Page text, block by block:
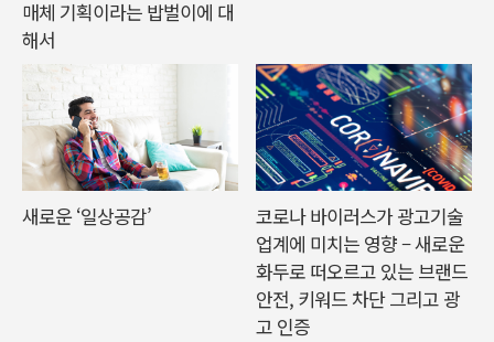
매체 기획이라는 밥벌이에 대
해서
새로운 ‘일상공감’
코로나 바이러스가 광고기술
업계에 미치는 영향 – 새로운
화두로 떠오르고 있는 브랜드
안전, 키워드 차단 그리고 광
고 인증